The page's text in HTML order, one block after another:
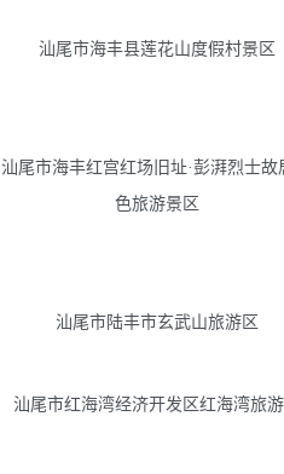
汕尾市海丰县莲花山度假村景区
汕尾市海丰红宫红场旧址·彭湃烈士故
色旅游景区
汕尾市陆丰市玄武山旅游区
汕尾市红海湾经济开发区红海湾旅